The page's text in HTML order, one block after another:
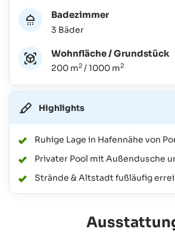
Badezimmer
3 Bäder
Wohnfläche / Grundstück
200 m2 / 1000 m2
Highlights
Ruhige Lage in Hafennähe von
Privater Pool mit Außendusche
Strände & Altstadt fußläufig